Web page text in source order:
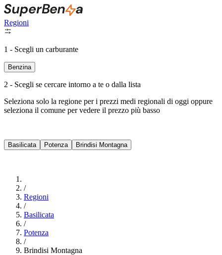
Regioni
1 - Scegli un carburante
Benzina
2 - Scegli se cercare intorno a te o dalla lista
Seleziona solo la regione per i prezzi medi regionali di oggi oppure
seleziona il comune per vedere il prezzo più basso
Basilicata Potenza Brindisi Montagna
/
Regioni
/
Basilicata
/
Potenza
/
Brindisi Montagna